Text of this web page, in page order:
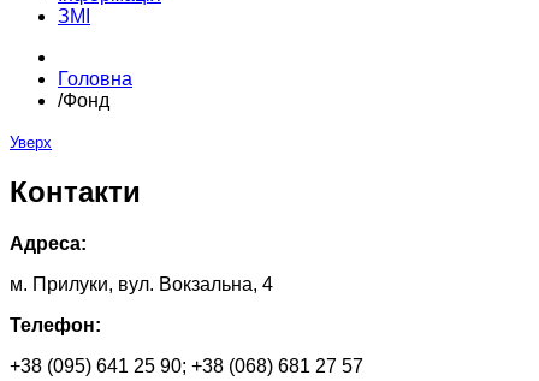
ЗМІ
Головна
/Фонд
Уверх
Контакти
Адреса:
м. Прилуки, вул. Вокзальна, 4
Телефон:
+38 (095) 641 25 90; +38 (068) 681 27 57